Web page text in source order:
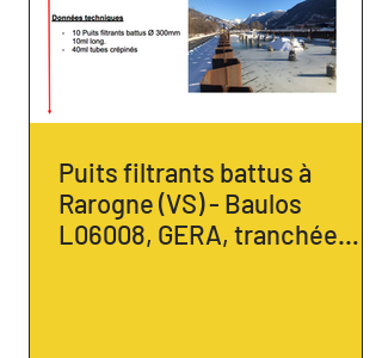
Puits filtrants battus à
Rarogne (VS) - Baulos
L06008, GERA, tranchée